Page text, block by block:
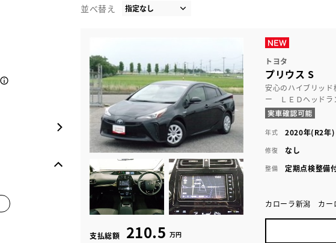
並べ替え
支払総額 210.5 万円
トヨタ
プリウス S
安心のハイブリッ
ー ＬＥＤヘッドラ
年式 2020年(R2年)
修復 なし
整備 定期点検整備
カローラ新潟 カー